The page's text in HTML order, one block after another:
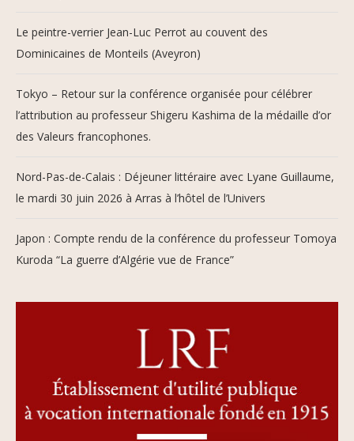
Le peintre-verrier Jean-Luc Perrot au couvent des
Dominicaines de Monteils (Aveyron)
Tokyo – Retour sur la conférence organisée pour célébrer
l’attribution au professeur Shigeru Kashima de la médaille d’or
des Valeurs francophones.
Nord-Pas-de-Calais : Déjeuner littéraire avec Lyane Guillaume,
le mardi 30 juin 2026 à Arras à l’hôtel de l’Univers
Japon : Compte rendu de la conférence du professeur Tomoya
Kuroda “La guerre d’Algérie vue de France”